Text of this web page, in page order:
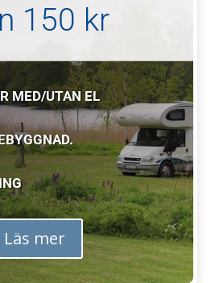
150 kr
MED/UTAN EL
Läs mer